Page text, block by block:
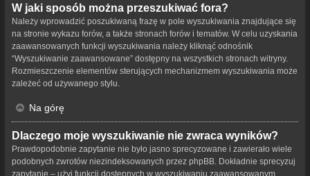
W jaki sposób można przeszukiwać fora?
Należy wprowadzić poszukiwaną frazę w pole wyszukiwania znajdujące się
na stronie wykazu forów, a także stronach forów i tematów. W celu uzyskania
zaawansowanych funkcji wyszukiwania należy kliknąć odnośnik
“Wyszukiwanie zaawansowane” dostępny na wszystkich stronach witryny.
Rozmieszczenie elementów sterujących mechanizmem wyszukiwania może
zależeć od używanego stylu.
Na górę
Dlaczego moje wyszukiwanie nie zwraca wyników?
Prawdopodobnie zapytanie nie było jasno sprecyzowane i zawierało wiele
podobnych zwrotów niezindeksowanych przez phpBB. Dokładnie sprecyzuj
zapytanie – użyj funkcji dostępnych w wyszukiwaniu zaawansowanym.